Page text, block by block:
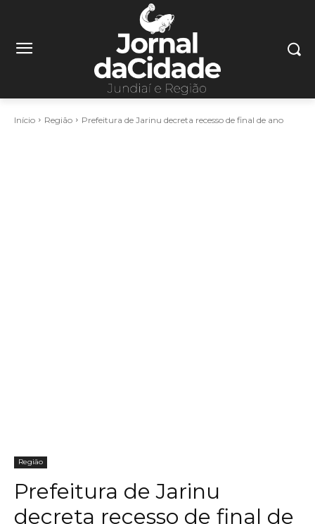
Início Região Prefeitura de Jarinu decreta recesso de final de ano
Região
Prefeitura de Jarinu
decreta recesso de final de